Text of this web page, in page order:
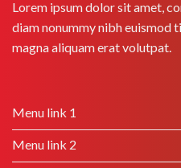
Lorem ipsum dolor sit amet,
diam nonummy nibh euismod
magna aliquam erat volutpat.
Menu link 1
Menu link 2